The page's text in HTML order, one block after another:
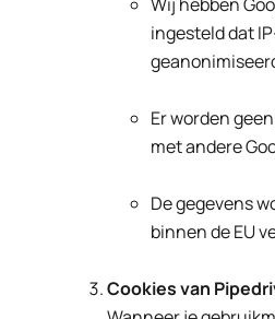
ingesteld dat
Er worden
met andere
De gegevens
binnen de EU
Cookies van